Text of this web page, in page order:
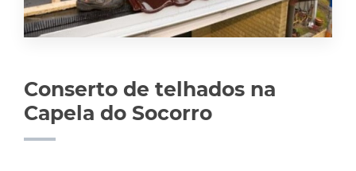
Conserto de telhados na
Capela do Socorro